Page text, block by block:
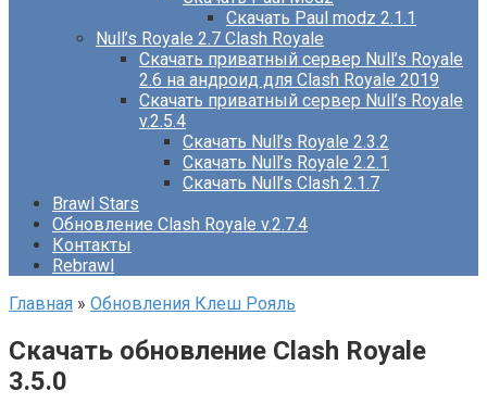
Скачать Paul modz 2.1.1
Null’s Royale 2.7 Clash Royale
Скачать приватный сервер Null’s Royale
2.6 на андроид для Clash Royale 2019
Скачать приватный сервер Null’s Royale
v.2.5.4
Скачать Null’s Royale 2.3.2
Скачать Null’s Royale 2.2.1
Скачать Null’s Clash 2.1.7
Brawl Stars
Обновление Clash Royale v.2.7.4
Контакты
Rebrawl
Главная » Обновления Клеш Рояль
Скачать обновление Clash Royale
3.5.0